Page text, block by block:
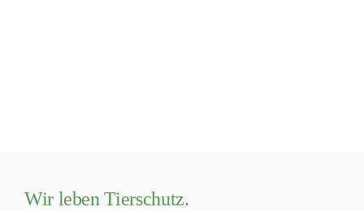
Wir leben Tierschutz.